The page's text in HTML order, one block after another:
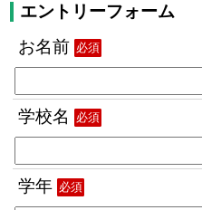
エントリーフォーム
お名前 必須
学校名 必須
学年 必須